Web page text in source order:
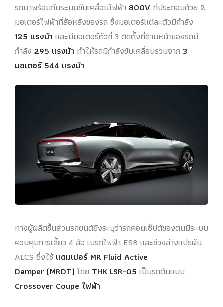
รถมาพร้อมกับระบบขับเคลื่อนไฟฟ้า 800V ที่ประกอบด้วย 2
มอเตอร์ไฟฟ้าที่ล้อหลังของรถ ซึ่งมอเตอร์แต่ละตัวมีกำลัง
125 แรงม้า และมีมอเตอร์ตัวที่ 3 ติดตั้งที่ด้านหน้าของรถมี
กำลัง 295 แรงม้า ทำให้รถมีกำลังขับเคลื่อนรวมจาก 3
มอเตอร์ 544 แรงม้า
ทางผู้ผลิตชิ้นส่วนรถยนต์ยังระบุว่ารถคอนเซ็ปต์ของตนมีระบบ
ควบคุมการเลี้ยว 4 ล้อ เบรกไฟฟ้า ESB และช่วงล่างแปรผัน
ALCS ซึ่งใช้แดมเปอร์ MR Fluid Active
Damper (MRDT)โดย THK LSR-05 เป็นรถต้นแบบ
Crossover Coupe ไฟฟ้า